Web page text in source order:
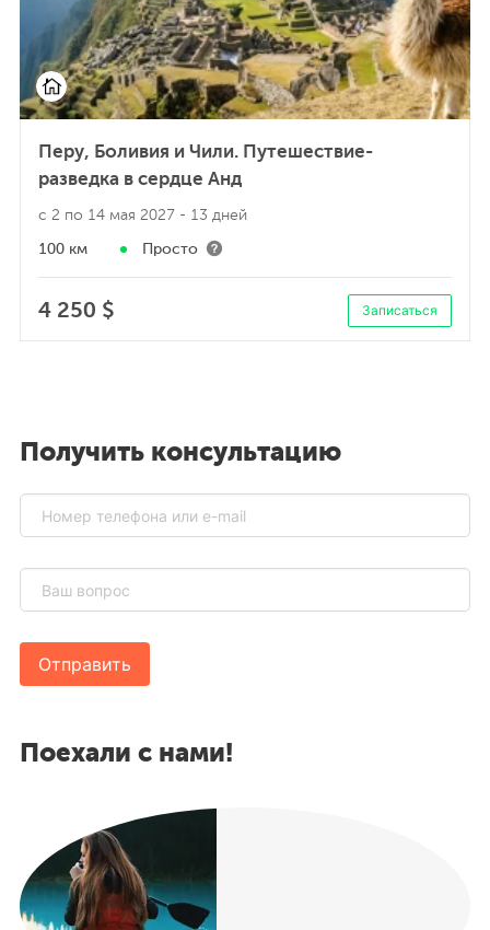
Перу, Боливия и Чили. Путешествие-
разведка в сердце Анд
с 2 по 14 мая 2027 - 13 дней
100 км Просто
4 250 $ Записаться
Получить консультацию
Отправить
Поехали с нами!